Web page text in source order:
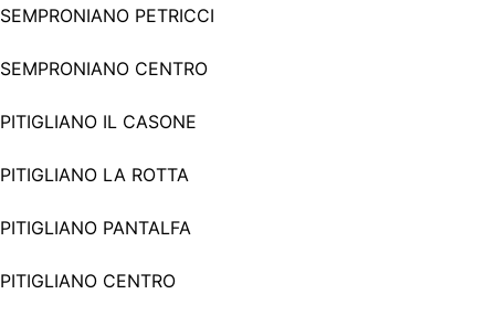
SEMPRONIANO PETRICCI
SEMPRONIANO CENTRO
PITIGLIANO IL CASONE
PITIGLIANO LA ROTTA
PITIGLIANO PANTALFA
PITIGLIANO CENTRO